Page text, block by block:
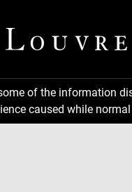
of the information
caused while